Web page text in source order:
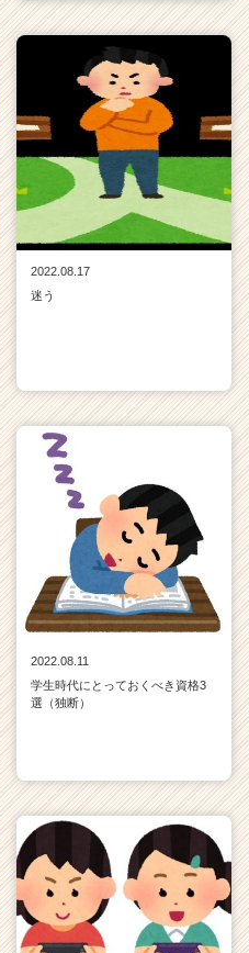
2022.08.17
迷う
2022.08.11
学生時代にとっておくべき資格3
選（独断）